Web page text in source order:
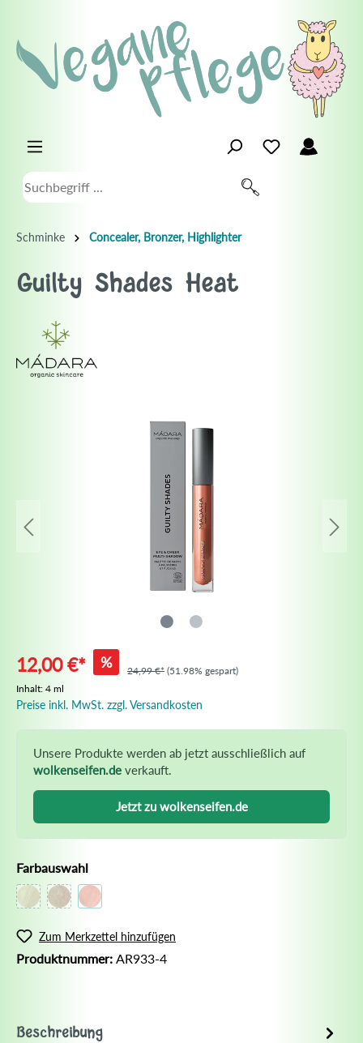
Schminke Concealer, Bronzer, Highlighter
Guilty Shades Heat
12,00 €* % 24,99 €* (51.98% gespart)
Inhalt: 4 ml
Preise inkl. MwSt. zzgl. Versandkosten
Unsere Produkte werden ab jetzt ausschließlich auf
wolkenseifen.de verkauft.
Jetzt zu wolkenseifen.de
Farbauswahl
Zum Merkzettel hinzufügen
Produktnummer: AR933-4
Beschreibung